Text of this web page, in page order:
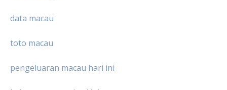
data macau
toto macau
pengeluaran macau hari ini